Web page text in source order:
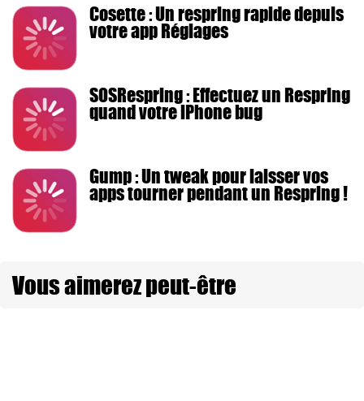
Cosette : Un respring rapide depuis
votre app Réglages
SOSRespring : Effectuez un Respring
quand votre iPhone bug
Gump : Un tweak pour laisser vos
apps tourner pendant un Respring !
Vous aimerez peut-être